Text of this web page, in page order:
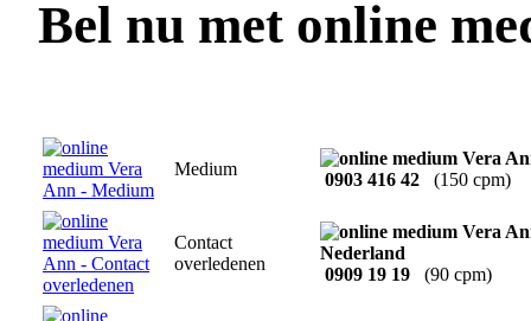
Bel nu met online
Medium
0903 416 42 (150 cpm)
Contact
overledenen
0909 19 19 (90 cpm)